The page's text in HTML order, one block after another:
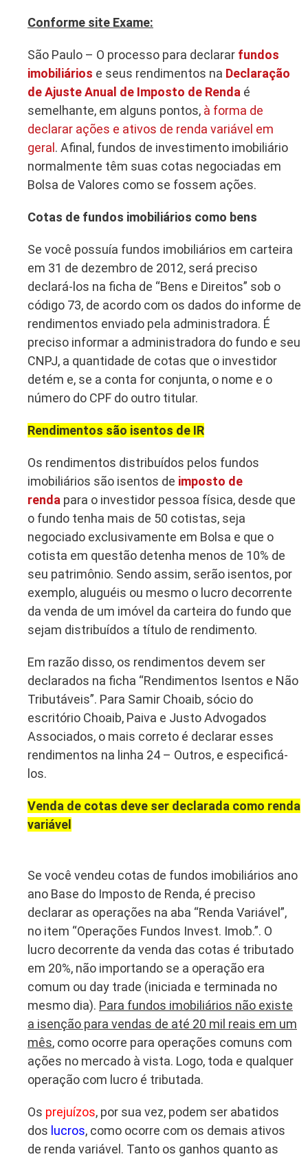
Conforme site Exame:
São Paulo – O processo para declarar fundos
imobiliários e seus rendimentos na Declaração
de Ajuste Anual de Imposto de Renda é
semelhante, em alguns pontos, à forma de
declarar ações e ativos de renda variável em
geral. Afinal, fundos de investimento imobiliário
normalmente têm suas cotas negociadas em
Bolsa de Valores como se fossem ações.
Cotas de fundos imobiliários como bens
Se você possuía fundos imobiliários em carteira
em 31 de dezembro de 2012, será preciso
declará-los na ficha de “Bens e Direitos” sob o
código 73, de acordo com os dados do informe de
rendimentos enviado pela administradora. É
preciso informar a administradora do fundo e seu
CNPJ, a quantidade de cotas que o investidor
detém e, se a conta for conjunta, o nome e o
número do CPF do outro titular.
Rendimentos são isentos de IR
Os rendimentos distribuídos pelos fundos
imobiliários são isentos de imposto de
renda para o investidor pessoa física, desde que
o fundo tenha mais de 50 cotistas, seja
negociado exclusivamente em Bolsa e que o
cotista em questão detenha menos de 10% de
seu patrimônio. Sendo assim, serão isentos, por
exemplo, aluguéis ou mesmo o lucro decorrente
da venda de um imóvel da carteira do fundo que
sejam distribuídos a título de rendimento.
Em razão disso, os rendimentos devem ser
declarados na ficha “Rendimentos Isentos e Não
Tributáveis”. Para Samir Choaib, sócio do
escritório Choaib, Paiva e Justo Advogados
Associados, o mais correto é declarar esses
rendimentos na linha 24 – Outros, e especificá-
los.
Venda de cotas deve ser declarada como renda
variável
Se você vendeu cotas de fundos imobiliários ano
ano Base do Imposto de Renda, é preciso
declarar as operações na aba “Renda Variável”,
no item “Operações Fundos Invest. Imob.”. O
lucro decorrente da venda das cotas é tributado
em 20%, não importando se a operação era
comum ou day trade (iniciada e terminada no
mesmo dia). Para fundos imobiliários não existe
a isenção para vendas de até 20 mil reais em um
mês, como ocorre para operações comuns com
ações no mercado à vista. Logo, toda e qualquer
operação com lucro é tributada.
Os prejuízos, por sua vez, podem ser abatidos
dos lucros, como ocorre com os demais ativos
de renda variável. Tanto os ganhos quanto as